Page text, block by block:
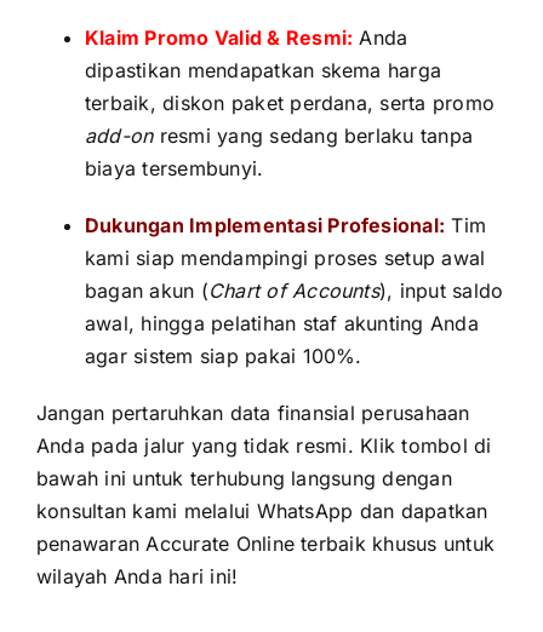
Klaim Promo Valid & Resmi: Anda
dipastikan mendapatkan skema harga
terbaik, diskon paket perdana, serta promo
add-onresmi yang sedang berlaku tanpa
biaya tersembunyi.
Dukungan Implementasi Profesional: Tim
kami siap mendampingi proses setup awal
bagan akun (Chart of Accounts), input saldo
awal, hingga pelatihan staf akunting Anda
agar sistem siap pakai 100%.
Jangan pertaruhkan data finansial perusahaan
Anda pada jalur yang tidak resmi. Klik tombol di
bawah ini untuk terhubung langsung dengan
konsultan kami melalui WhatsApp dan dapatkan
penawaran Accurate Online terbaik khusus untuk
wilayah Anda hari ini!